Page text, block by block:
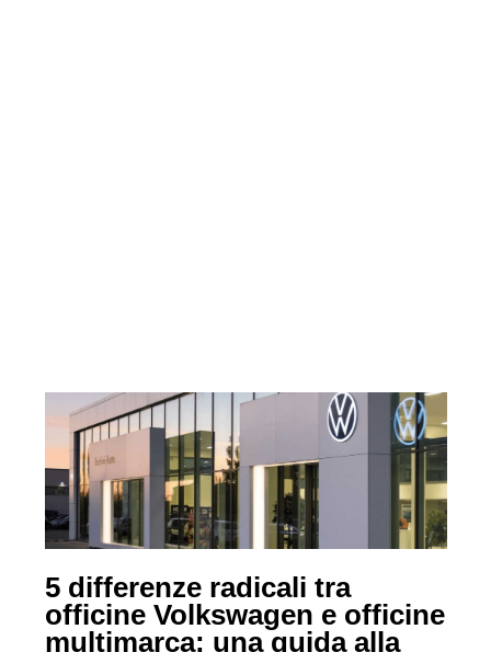
5 differenze radicali tra
officine Volkswagen e officine
multimarca: una guida alla